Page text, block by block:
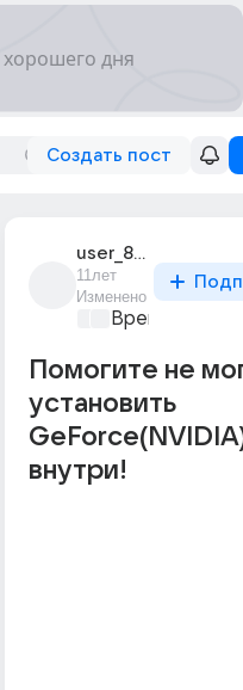
Создать пост
user_81421734
11лет
Изменено
Время игр
Помогите не
установить
внутри!